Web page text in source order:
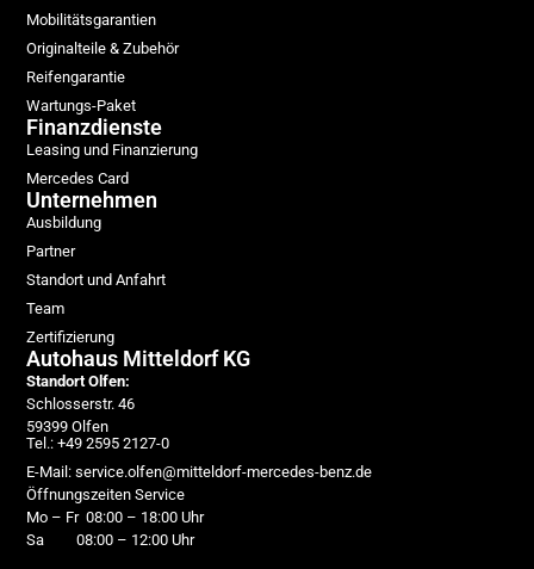
Mobilitätsgarantien
Originalteile & Zubehör
Reifengarantie
Wartungs-Paket
Finanzdienste
Leasing und Finanzierung
Mercedes Card
Unternehmen
Ausbildung
Partner
Standort und Anfahrt
Team
Zertifizierung
Autohaus Mitteldorf KG
Standort Olfen:
Schlosserstr. 46
59399 Olfen
Tel.: +49 2595 2127-0
E-Mail: service.olfen@mitteldorf-mercedes-benz.de
Öffnungszeiten Service
Mo – Fr 08:00 – 18:00 Uhr
Sa 08:00 – 12:00 Uhr